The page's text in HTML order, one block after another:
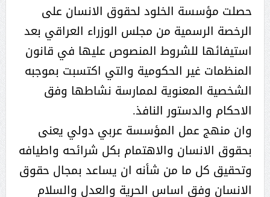
حصلت مؤسسة الخلود لحقوق الانسان على
الرخصة الرسمية من مجلس الوزراء العراقي بعد
استيفائها للشروط المنصوص عليها في قانون
المنظمات غير الحكومية والتي اكتسبت بموجبه
الشخصية المعنوية لممارسة نشاطها وفق
الاحكام والدستور النافذ.
وان منهج عمل المؤسسة عربي دولي يعنى
بحقوق الانسان والاهتمام بكل شرائحه واطيافه
وتحقيق كل ما من شأنه ان يساعد بمجال حقوق
الانسان وفق اساس الحرية والعدل والسلام